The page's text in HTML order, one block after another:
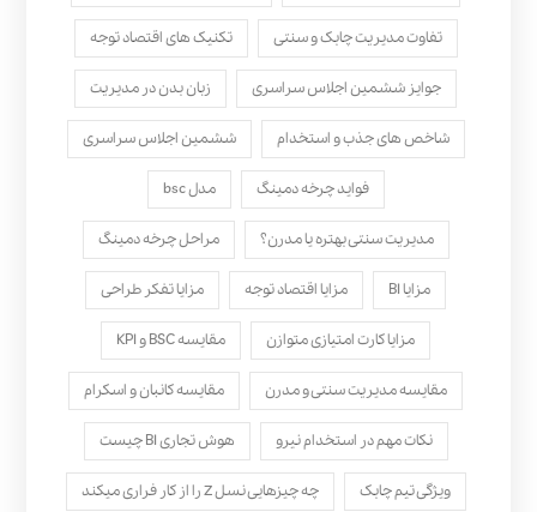
تفاوت مدیریت چابک و سنتی تکنیک های اقتصاد توجه
جوایز ششمین اجلاس سراسری زبان بدن در مدیریت
شاخص های جذب و استخدام ششمین اجلاس سراسری
فواید چرخه دمینگ مدل bsc
مدیریت سنتی بهتره یا مدرن؟ مراحل چرخه دمینگ
مزایا BI مزایا اقتصاد توجه مزایا تفکر طراحی
مزایا کارت امتیازی متوازن مقایسه BSC و KPI
مقایسه مدیریت سنتی و مدرن مقایسه کانبان و اسکرام
نکات مهم در استخدام نیرو هوش تجاری BI چیست
ویژگی تیم چابک چه چیزهایی نسل Z را از کار فراری میکند